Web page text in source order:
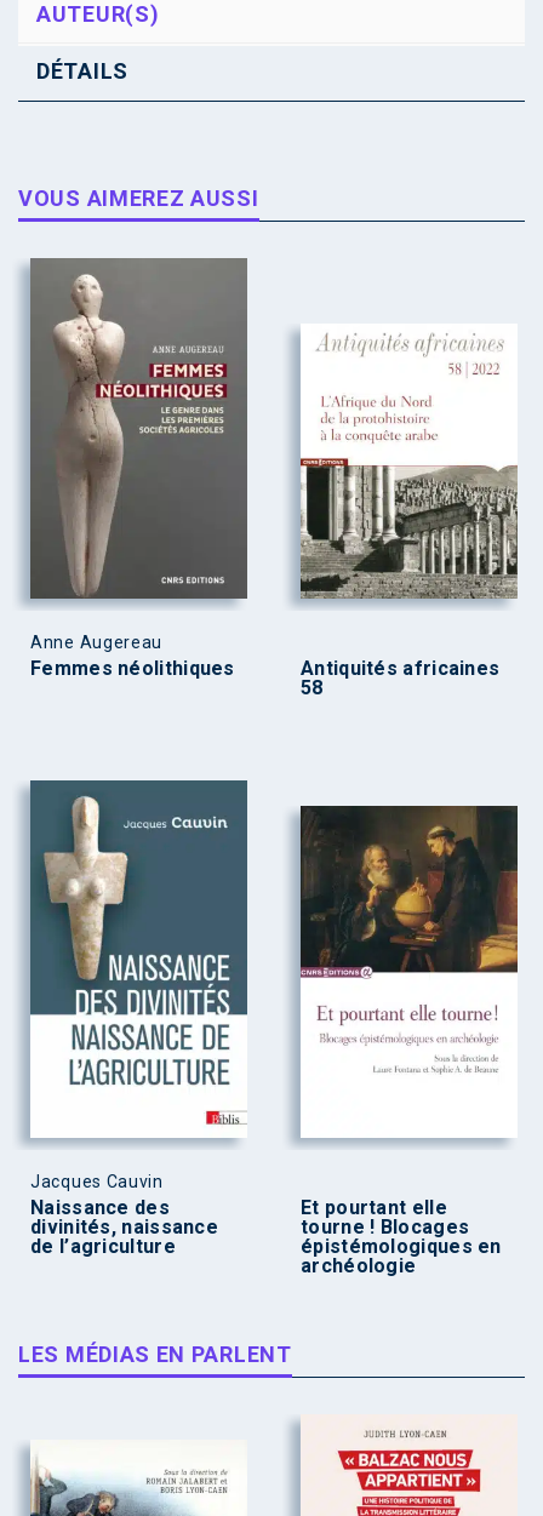
AUTEUR(S)
DÉTAILS
VOUS AIMEREZ AUSSI
Anne Augereau
Femmes néolithiques
Antiquités africaines
58
Jacques Cauvin
Naissance des
divinités, naissance
de l’agriculture
Et pourtant elle
tourne ! Blocages
épistémologiques en
archéologie
LES MÉDIAS EN PARLENT